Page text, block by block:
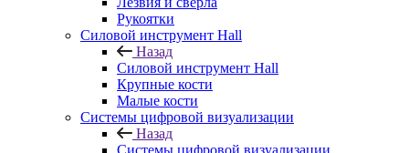
Рукоятки
Силовой инструмент Hall
Назад
Силовой инструмент Hall
Крупные кости
Малые кости
Системы цифровой визуализации
Назад
Системы цифровой визуализации